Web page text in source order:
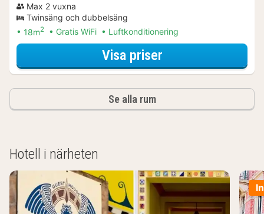
Max 2 vuxna
Twinsäng och dubbelsäng
18m2 Gratis WiFi Luftkonditionering
Visa priserför Comfort-rum
Se alla rum
Hotell i närheten